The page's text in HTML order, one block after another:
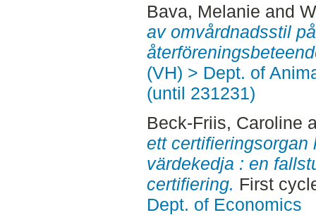
Bava, Melanie and
av omvårdnadsstil
(VH) > Dept. of
(until 231231)
Beck-Friis, Caroline
ett certifieringsorgan
värdekedja : en
certifiering. First
Dept. of Economics